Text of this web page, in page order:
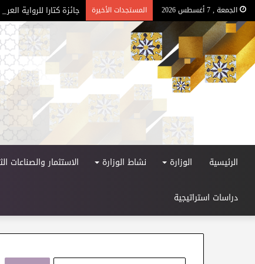
الجمعة , 7 أغسطس 2026 المستجدات الأخيرة جائزة كتارا للرواية العربية
الرئيسية الوزارة نشاط الوزارة الاستثمار والصناعات
دراسات استراتيجية